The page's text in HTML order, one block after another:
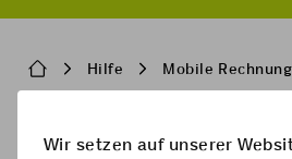
Breadcrumb
Hilfe Mobile Rechnung
Pied
Handy-Abos
Wir setzen auf unserer